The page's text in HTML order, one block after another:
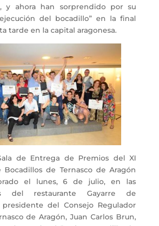
y ahora han sorprendido por su
del bocadillo” en la final
tarde en la capital aragonesa.
de Entrega de Premios del XI
Bocadillos de Ternasco de Aragón
el lunes, 6 de julio, en las
del restaurante Gayarre de
presidente del Consejo Regulador
de Aragón, Juan Carlos Brun,